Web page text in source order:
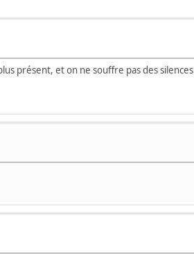
présent, et on ne souffre pas des silences